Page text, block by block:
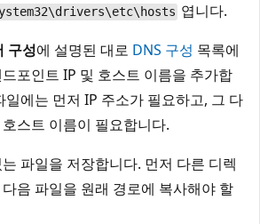
엽니다.
구성에 설명된 대로 DNS 구성 목록에
포인트 IP 및 호스트 이름을 추가합
일에는 먼저 IP 주소가 필요하고, 그 다
스트 이름이 필요합니다.
파일을 저장합니다. 먼저 다른 디렉
음 파일을 원래 경로에 복사해야 할